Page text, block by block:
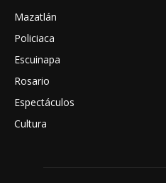
Mazatlán
Policiaca
Escuinapa
Rosario
Espectáculos
Cultura